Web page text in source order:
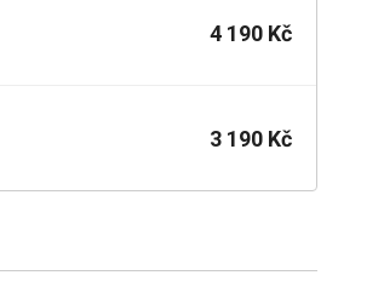
4 190 Kč
3 190 Kč